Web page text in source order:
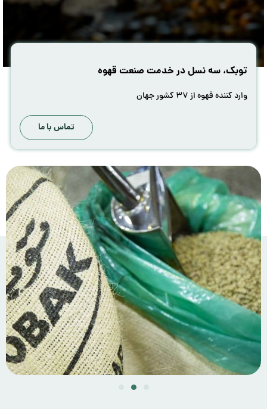
توبک، سه نسل در خدمت صنعت قهوه
وارد کننده قهوه از ۳۷ کشور جهان
تماس با ما